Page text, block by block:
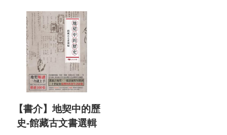
【書介】地契中的歷
史-館藏古文書選輯